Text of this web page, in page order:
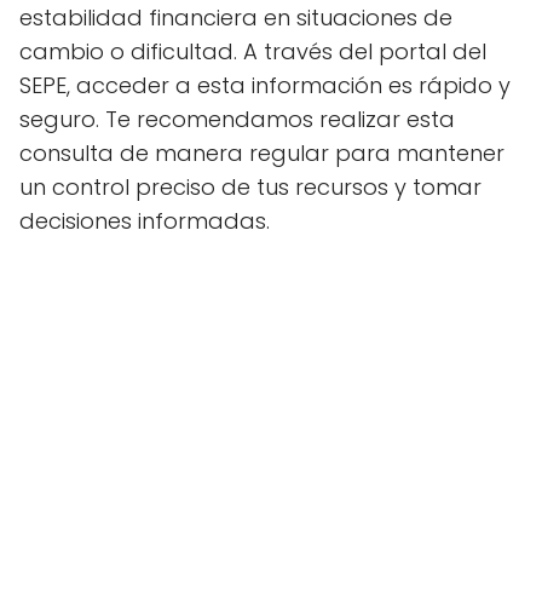
estabilidad financiera en situaciones de
cambio o dificultad. A través del portal del
SEPE, acceder a esta información es rápido y
seguro. Te recomendamos realizar esta
consulta de manera regular para mantener
un control preciso de tus recursos y tomar
decisiones informadas.